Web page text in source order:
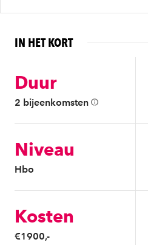
IN HET KORT
Duur
2 bijeenkomsten
Niveau
Hbo
Kosten
€1900,-